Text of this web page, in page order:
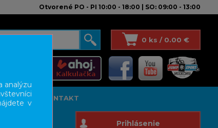
Otvorené PO - PI 10:00 - 18:00 | SO: 09:00 - 13:00
0 ks / 0.00 €
KONTAKT
Prihlásenie
analýzu
v